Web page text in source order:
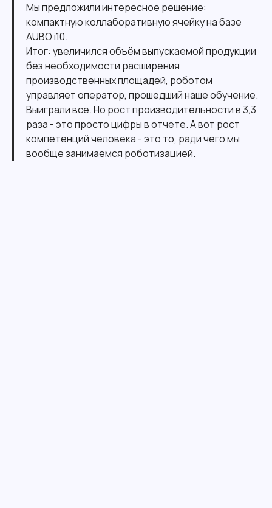
Мы предложили интересное решение:
компактную коллаборативную ячейку на базе
AUBO i10.
Итог: увеличился объём выпускаемой продукции
без необходимости расширения
производственных площадей, роботом
управляет оператор, прошедший наше обучение.
Выиграли все. Но рост производительности в 3,3
раза - это просто цифры в отчете. А вот рост
компетенций человека - это то, ради чего мы
вообще занимаемся роботизацией.